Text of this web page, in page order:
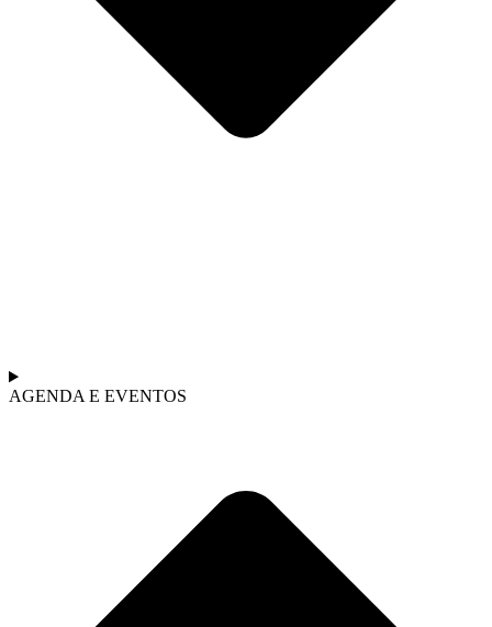
AGENDA E EVENTOS